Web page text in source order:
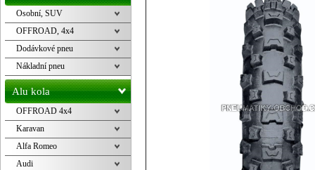
Osobní, SUV
OFFROAD, 4x4
Dodávkové pneu
Nákladní pneu
Alu kola
OFFROAD 4x4
Karavan
Alfa Romeo
Audi